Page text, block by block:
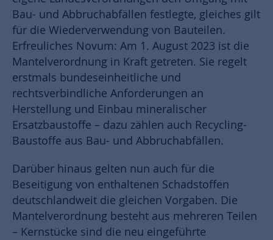
Bau- und Abbruchabfällen festlegte, gleiches gilt
für die Wiederverwendung von Bauteilen.
Erfreuliches Novum: Am 1. August 2023 ist die
Mantelverordnung in Kraft getreten. Sie regelt
erstmals bundeseinheitliche und
rechtsverbindliche Anforderungen an
Herstellung und Einbau mineralischer
Ersatzbaustoffe – dazu zählen auch Recycling-
Baustoffe aus Bau- und Abbruchabfällen.
Darüber hinaus gelten nun auch für die
Beseitigung von enthaltenen Schadstoffen
deutschlandweit die gleichen Vorgaben. Die
Mantelverordnung besteht aus mehreren Teilen
– Kernstücke sind die neu eingeführte